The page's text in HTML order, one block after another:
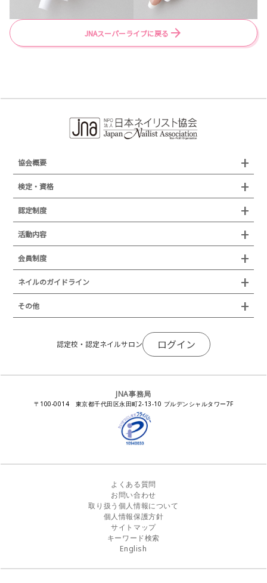
JNAスーパーライブに戻る
協会概要
組織概要
所在地
プレスリリース
叙勲・褒章・受賞・表彰
通常総会について
検定・資格
検定試験
JNAフットケア理論検定試験
ネイリスト技能検定試験（JNEC主催）
JNAネイリスト技能検定国際試験
JNAネイリストキャリアパス講習会
JNAオフィシャル教材
認定制度
認定制度
認定校
活動内容
ネイルエキスポ
ネイルオブザイヤー
全日本ネイリスト選手権・地区大会
11月ネイル月間
セミナー
セミナー
JNAスーパーライブ
JNAネイルサロン等化学物質管理講習会
ネイルトレンド
ネイルトレンド
トレンドプロジェクトメンバー
会員制度
会員制度
法人会員
ネイルのガイドライン
新型コロナ感染症関連
コンプライアンス／法令遵守
EUにおけるTPO成分を含む化粧品の市場提供禁止について
景品表示法に基づく措置命令について
その他
サポートネイルサロン制度
教材・書籍・刊行物
認定校・認定ネイルサロン ログイン
JNA事務局
〒100-0014 東京都千代田区永田町2-13-10 プルデンシャルタワー7F
よくある質問
お問い合わせ
取り扱う個人情報について
個人情報保護方針
サイトマップ
キーワード検索
English